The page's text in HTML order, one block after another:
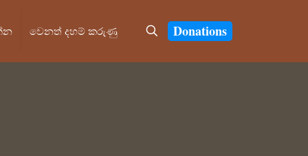
වෙනත් දහම් කරුණු Donations